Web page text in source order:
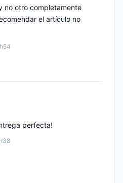
no otro completamente
el artículo no
perfecta!